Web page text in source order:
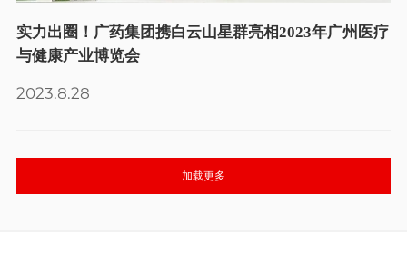
实力出圈！广药集团携白云山星群亮相2023年广州医疗
与健康产业博览会
2023.8.28
加载更多